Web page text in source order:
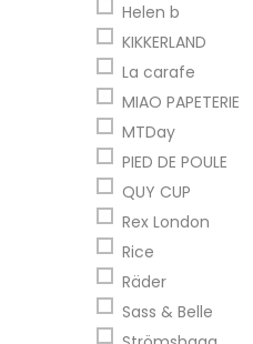
Helen b
KIKKERLAND
La carafe
MIAO PAPETERIE
MTDay
PIED DE POULE
QUY CUP
Rex London
Rice
Räder
Sass & Belle